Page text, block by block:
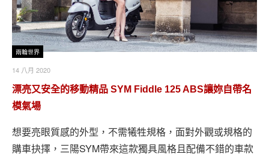
兩輪世界
14 八月 2020
漂亮又安全的移動精品 SYM Fiddle 125 ABS讓妳自帶名
模氣場
想要亮眼質感的外型，不需犧牲規格，面對外觀或規格的
購車抉擇，三陽SYM帶來這款獨具風格且配備不錯的車款